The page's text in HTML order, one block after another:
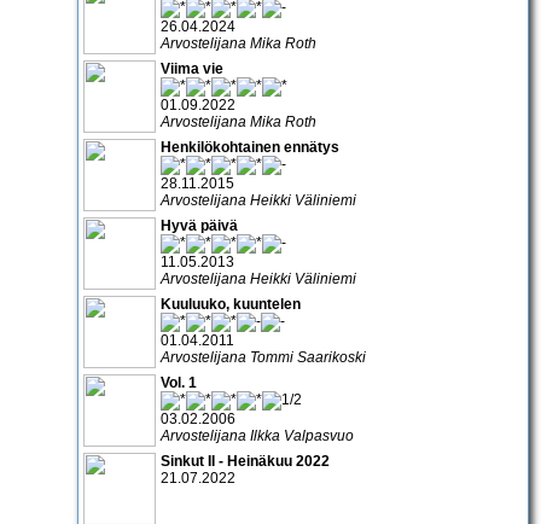
26.04.2024
Arvostelijana Mika Roth
Viima vie
01.09.2022
Arvostelijana Mika Roth
Henkilökohtainen ennätys
28.11.2015
Arvostelijana Heikki Väliniemi
Hyvä päivä
11.05.2013
Arvostelijana Heikki Väliniemi
Kuuluuko, kuuntelen
01.04.2011
Arvostelijana Tommi Saarikoski
Vol. 1
03.02.2006
Arvostelijana Ilkka Valpasvuo
Sinkut II - Heinäkuu 2022
21.07.2022